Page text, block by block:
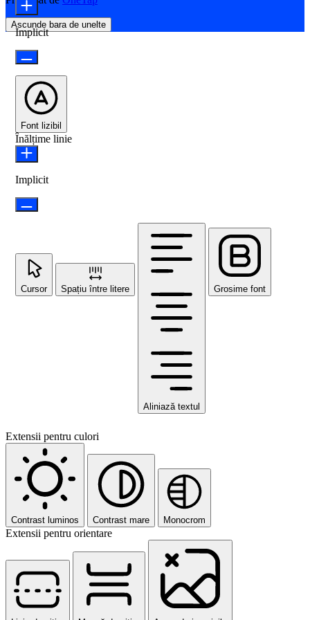
Ascunde bara de unelte
Implicit
Font lizibil
Înălțime linie
Implicit
Cursor Spațiu între litere
Aliniază textul
Grosime font
Extensii pentru culori
Contrast luminos Contrast mare Monocrom
Extensii pentru orientare